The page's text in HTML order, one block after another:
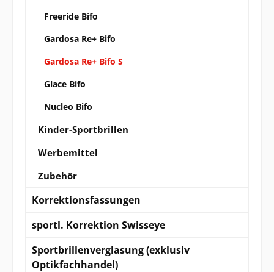
Freeride Bifo
Gardosa Re+ Bifo
Gardosa Re+ Bifo S
Glace Bifo
Nucleo Bifo
Kinder-Sportbrillen
Werbemittel
Zubehör
Korrektionsfassungen
sportl. Korrektion Swisseye
Sportbrillenverglasung (exklusiv
Optikfachhandel)